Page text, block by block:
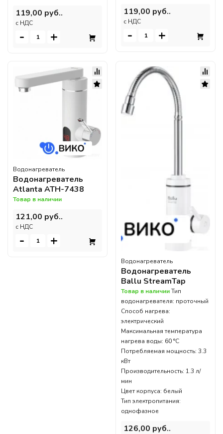
119,00 руб..
c НДС
- +
119,00 руб..
c НДС
- +
Водонагреватель
Водонагреватель
Atlanta ATH-7438
Товар в наличии
121,00 руб..
c НДС
- +
Водонагреватель
Водонагреватель
Ballu StreamTap
Товар в наличииТип
водонагревателя: проточный
Способ нагрева:
электрический
Максимальная температура
нагрева воды: 60 °С
Потребляемая мощность: 3.3
кВт
Производительность: 1.3 л/
мин
Цвет корпуса: белый
Тип электропитания:
однофазное
126,00 руб..